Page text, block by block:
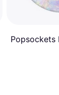
Popsockets